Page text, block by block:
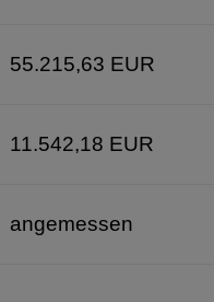
55.215,63 EUR
11.542,18 EUR
angemessen